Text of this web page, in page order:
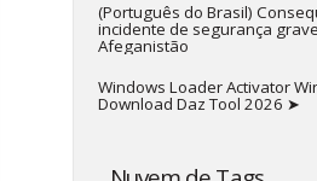
(Português do Brasil)
incidente de segurança
Afeganistão
Windows Loader Activator
Download Daz Tool 2026 ➤